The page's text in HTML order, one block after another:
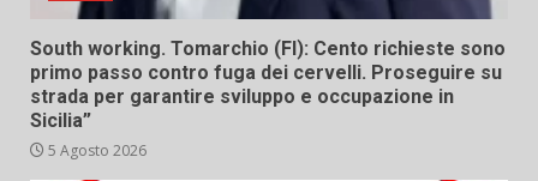
South working. Tomarchio (FI): Cento richieste sono
primo passo contro fuga dei cervelli. Proseguire su
strada per garantire sviluppo e occupazione in
Sicilia”
5 Agosto 2026